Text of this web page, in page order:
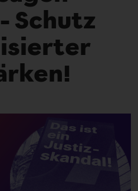
Schutz